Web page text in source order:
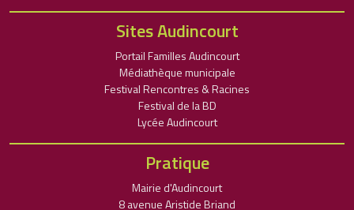
Sites Audincourt
Portail Familles Audincourt
Médiathèque municipale
Festival Rencontres & Racines
Festival de la BD
Lycée Audincourt
Pratique
Mairie d'Audincourt
8 avenue Aristide Briand